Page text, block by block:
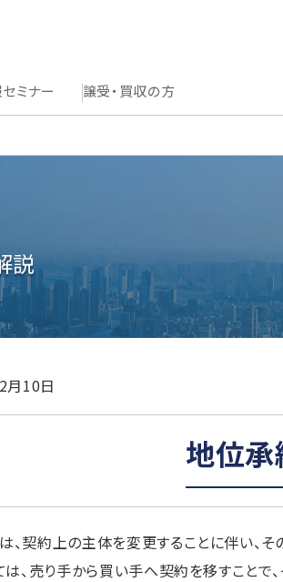
セミナー 譲受・買収の方
説
月10日
地位承
、契約上の主体を変更することに伴い、
、売り手から買い手へ契約を移すことで